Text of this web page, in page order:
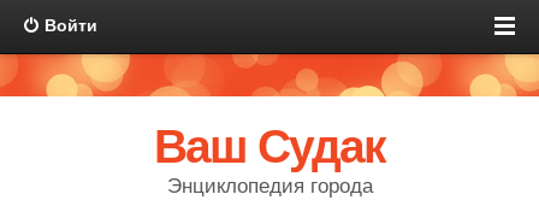
Войти
Ваш Судак
Энциклопедия города